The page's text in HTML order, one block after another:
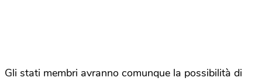
Gli stati membri avranno comunque la possibilità di